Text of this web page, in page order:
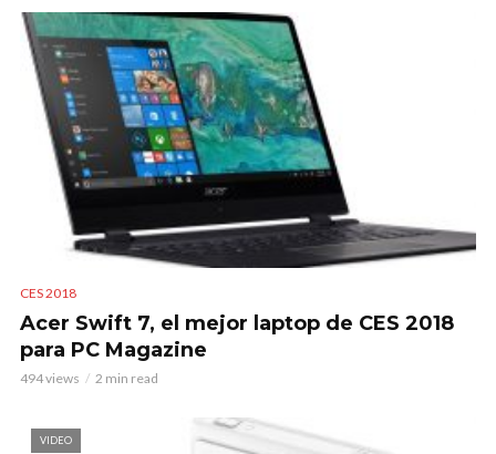
CES 2018
Acer Swift 7, el mejor laptop de CES 2018
para PC Magazine
494 views 2 min read
VIDEO